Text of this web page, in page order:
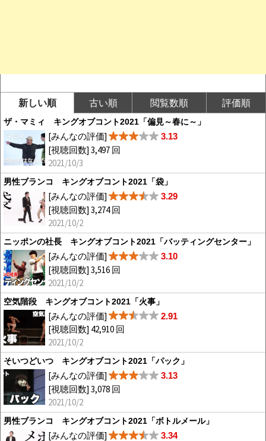
新しい順 古い順 閲覧数順 評価順
ザ・マミィ キングオブコント2021「偏見～春に～」
[みんなの評価] 3.13
[視聴回数] 3,497 回
2021/10/3
男性ブランコ キングオブコント2021「袋」
[みんなの評価] 3.29
[視聴回数] 3,274 回
2021/10/2
ニッポンの社長 キングオブコント2021「バッティングセンター」
[みんなの評価] 3.10
[視聴回数] 3,516 回
2021/10/2
空気階段 キングオブコント2021「火事」
[みんなの評価] 2.91
[視聴回数] 42,910 回
2021/10/2
そいつどいつ キングオブコント2021「パック」
[みんなの評価] 3.13
[視聴回数] 3,078 回
2021/10/2
男性ブランコ キングオブコント2021「ボトルメール」
[みんなの評価] 3.34